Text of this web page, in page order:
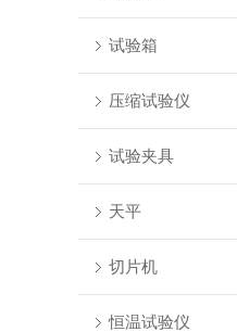
试验箱
压缩试验仪
试验夹具
天平
切片机
恒温试验仪